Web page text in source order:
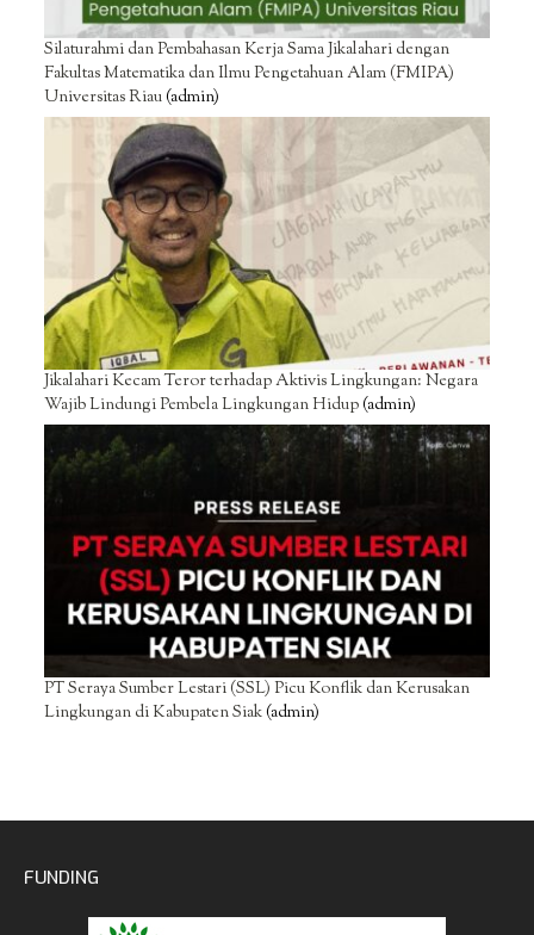
Silaturahmi dan Pembahasan Kerja Sama Jikalahari dengan
Fakultas Matematika dan Ilmu Pengetahuan Alam (FMIPA)
Universitas Riau(admin)
Jikalahari Kecam Teror terhadap Aktivis Lingkungan: Negara
Wajib Lindungi Pembela Lingkungan Hidup(admin)
PT Seraya Sumber Lestari (SSL) Picu Konflik dan Kerusakan
Lingkungan di Kabupaten Siak(admin)
FUNDING